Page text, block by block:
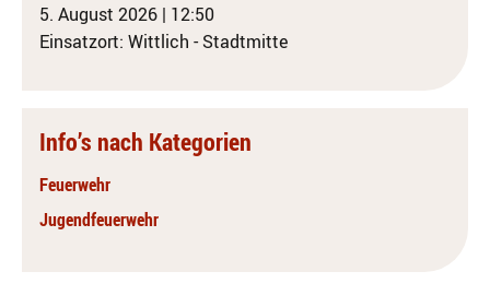
5. August 2026 | 12:50
Einsatzort: Wittlich - Stadtmitte
Info’s nach Kategorien
Feuerwehr
Jugendfeuerwehr